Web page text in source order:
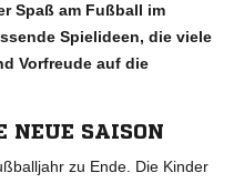
Spaß am Fußball im
Spielideen, die viele
Vorfreude auf die
NEUE SAISON
zu Ende. Die Kinder